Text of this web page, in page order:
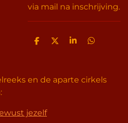
via mail na inschrijving.
D
D
S
D
n
en de aparte cirkels
jezelf